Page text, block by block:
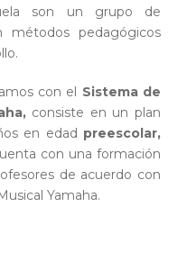
son un grupo de
métodos pedagógicos
con el Sistema de
consiste en un plan
en edad preescolar,
con una formación
de acuerdo con
Yamaha.